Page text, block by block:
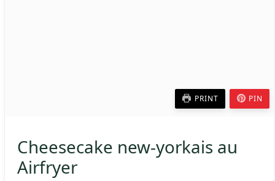
PRINT PIN
Cheesecake new-yorkais au
Airfryer